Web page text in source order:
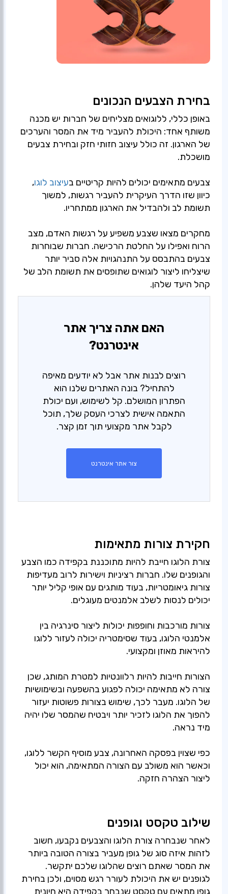
בחירת הצבעים הנכונים
באופן כללי, ללוגואים מצליחים של חברות יש מכנה
משותף אחד: היכולת להעביר מיד את המסר והערכים
של הארגון. זה כולל עיצוב חזותי חזק ובחירת צבעים
מושכלת.
צבעים מתאימים יכולים להיות קריטיים בעיצוב לוגו,
כיוון שזו הדרך העיקרית להעביר רגשות, למשוך
תשומת לב ולהבדיל את הארגון ממתחריו.
מחקרים מצאו שצבע משפיע על רגשות האדם, מצב
הרוח ואפילו על החלטת הרכישה. חברות שבוחרות
צבעים בהתבסס על התנהגויות אלה סביר יותר
שיצליחו ליצור לוגואים שתופסים את תשומת הלב של
קהל היעד שלהן.
האם אתה צריך אתר
אינטרנט?
רוצים לבנות אתר אבל לא יודעים מאיפה
להתחיל? בונה האתרים שלנו הוא
הפתרון המושלם. קל לשימוש, ועם יכולת
התאמה אישית לצרכי העסק שלך, תוכל
לקבל אתר מקצועי תוך זמן קצר.
צור אתר אינטרנט
חקירת צורות מתאימות
צורת הלוגו חייבת להיות מתוכננת בקפידה כמו הצבע
והגופנים שלו. חברות רציניות וישירות לרוב מעדיפות
צורות גיאומטריות, בעוד מותגים עם אופי קליל יותר
יכולים לנסות לשלב אלמנטים מעוגלים.
צורות מורכבות וחופפות יכולות ליצור סינרגיה בין
אלמנטי הלוגו, בעוד שסימטריה יכולה לעזור ללוגו
להיראות מאוזן ומקצועי.
הצורות חייבות להיות רלוונטיות למטרת המותג, שכן
צורה לא מתאימה יכולה לפגוע בהשפעה ובשימושיות
של הלוגו. מעבר לכך, שימוש בצורות פשוטות יעזור
להפוך את הלוגו לזכיר יותר ויבטיח שהמסר שלו יהיה
מיד נראה.
כפי שצוין בפסקה האחרונה, צבע מוסיף הקשר ללוגו,
וכאשר הוא משולב עם הצורה המתאימה, הוא יכול
ליצור הצהרה חזקה.
שילוב טקסט וגופנים
לאחר שנבחרה צורת הלוגו והצבעים נקבעו, חשוב
לזהות איזה סוג של גופן מעביר בצורה הטובה ביותר
את המסר שאתם רוצים שהלוגו שלכם יתקשר.
לגופנים יש את היכולת לעורר רגש מסוים, ולכן בחירת
גופן מתאים עם טקסט שנבחר בקפידה היא חיונית